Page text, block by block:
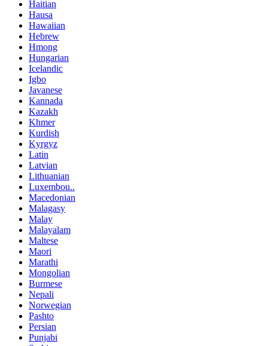
Haitian
Hausa
Hawaiian
Hebrew
Hmong
Hungarian
Icelandic
Igbo
Javanese
Kannada
Kazakh
Khmer
Kurdish
Kyrgyz
Latin
Latvian
Lithuanian
Luxembou..
Macedonian
Malagasy
Malay
Malayalam
Maltese
Maori
Marathi
Mongolian
Burmese
Nepali
Norwegian
Pashto
Persian
Punjabi